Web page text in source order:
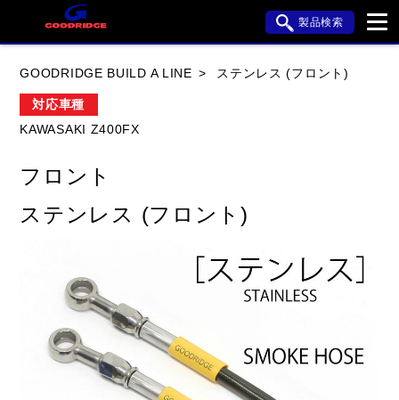
製品検索
HYOSUNG
閉じる
GOODRIDGE BUILD A LINE ステンレス (フロント)
対応車種
KAWASAKI Z400FX
フロント
ステンレス (フロント)